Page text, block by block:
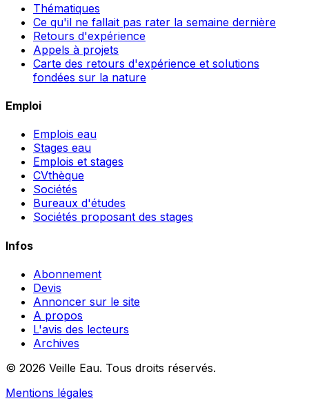
Thématiques
Ce qu'il ne fallait pas rater la semaine dernière
Retours d'expérience
Appels à projets
Carte des retours d'expérience et solutions
fondées sur la nature
Emploi
Emplois eau
Stages eau
Emplois et stages
CVthèque
Sociétés
Bureaux d'études
Sociétés proposant des stages
Infos
Abonnement
Devis
Annoncer sur le site
A propos
L'avis des lecteurs
Archives
© 2026 Veille Eau. Tous droits réservés.
Mentions légales